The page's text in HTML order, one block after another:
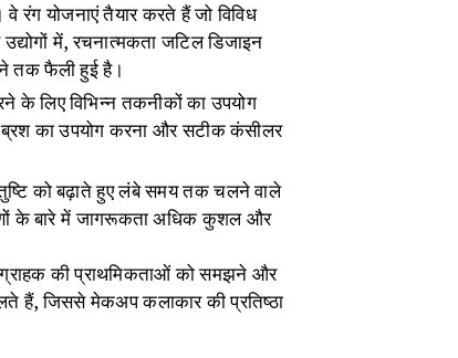
योजनाएं तैयार करते हैं जो विविध
में, रचनात्मकता जटिल डिजाइन
तक फैली हुई है।
लिए विभिन्न तकनीकों का उपयोग
का उपयोग करना और सटीक कंसीलर
को बढ़ाते हुए लंबे समय तक चलने वाले
के बारे में जागरूकता अधिक कुशल और
की प्राथमिकताओं को समझने और
हैं, जिससे मेकअप कलाकार की प्रतिष्ठा